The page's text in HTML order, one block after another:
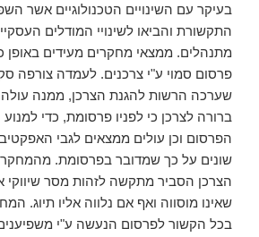
בעיקר עם השינויים הטכנולוגיים אשר
התקשורת והביאו לשינויי המודלים
מתנהלים. ממצאי מחקרים מעידים באופן
פרסום סמוי ע"י צרכנים. לעמדה צורפה
שערכה הרשות להגנת הצרכן, ממנה
ברורה לצרכן כי לפניו פרסומת, כדי
הפרסום וכן עולים ממצאים לגבי
שונים על כך שמדובר בפרסומת.
הצרכן הסביר מתקשה לזהות מסר
שאינו מוסווה ואף אם נלווה אליו תיוג.
בכל הקשור לפרסום הנעשה ע"י